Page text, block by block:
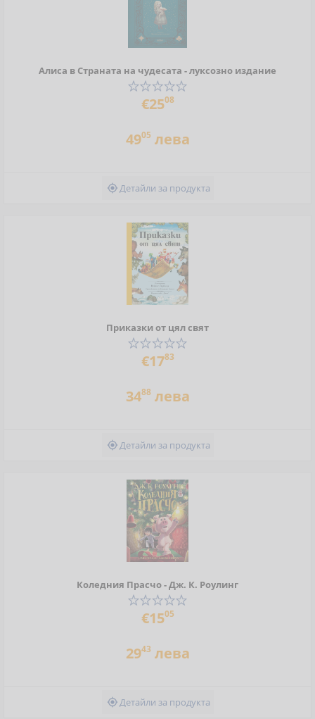
Алиса в Страната на чудесата - луксозно издание
€2508
4905 лева
Детайли за продукта
Приказки от цял свят
€1783
3488лева
Детайли за продукта
Коледния Прасчо - Дж. К. Роулинг
€1505
2943лева
Детайли за продукта